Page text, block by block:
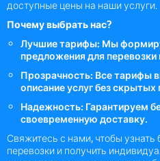
доступные цены на наши услуги.
Почему выбрать нас?
Лучшие тарифы: Мы
предложения для перевозки
Прозрачность: Все тарифы
описание услуг без скрытых
Надежность: Гарантируем
своевременную доставку.
Свяжитесь с нами, чтобы
перевозки и получить